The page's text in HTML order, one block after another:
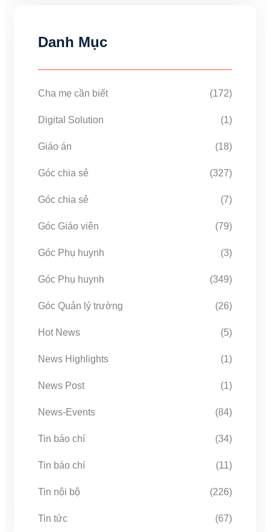
Danh Mục
Cha mẹ cần biết (172)
Digital Solution (1)
Giáo án (18)
Góc chia sẻ (327)
Góc chia sẻ (7)
Góc Giáo viên (79)
Góc Phụ huynh (3)
Góc Phụ huynh (349)
Góc Quản lý trường (26)
Hot News (5)
News Highlights (1)
News Post (1)
News-Events (84)
Tin báo chí (34)
Tin báo chí (11)
Tin nội bộ (226)
Tin tức (67)